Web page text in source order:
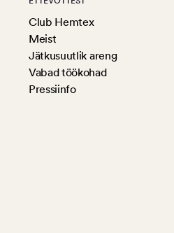
Club Hemtex
Meist
Jätkusuutlik areng
Vabad töökohad
Pressiinfo